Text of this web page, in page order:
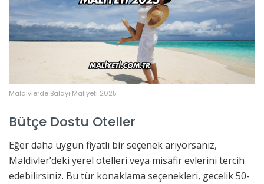
Maldivlerde Balayı Maliyeti 2025
Bütçe Dostu Oteller
Eğer daha uygun fiyatlı bir seçenek arıyorsanız,
Maldivler’deki yerel otelleri veya misafir evlerini tercih
edebilirsiniz. Bu tür konaklama seçenekleri, gecelik 50-